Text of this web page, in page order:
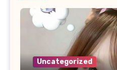
Uncategorized